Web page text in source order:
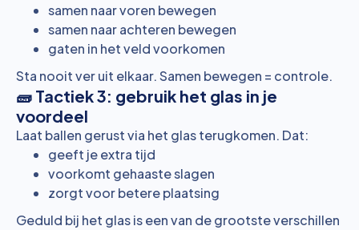
samen naar voren bewegen
samen naar achteren bewegen
gaten in het veld voorkomen
Sta nooit ver uit elkaar. Samen bewegen = controle.
🧱 Tactiek 3: gebruik het glas in je
voordeel
Laat ballen gerust via het glas terugkomen. Dat:
geeft je extra tijd
voorkomt gehaaste slagen
zorgt voor betere plaatsing
Geduld bij het glas is een van de grootste verschillen